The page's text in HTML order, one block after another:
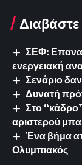
ΣΕΦ:
ενεργειακή
Σενάριο
Δυνατή
Στο
αριστερού
Ένα βήμα
Ολυμπιακός